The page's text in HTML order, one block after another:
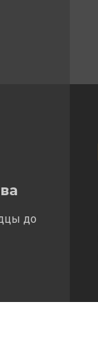
до